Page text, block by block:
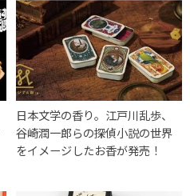
日本文学の香り。江戸川乱歩、
谷崎潤一郎らの探偵小説の世界
をイメージしたお香が発売！